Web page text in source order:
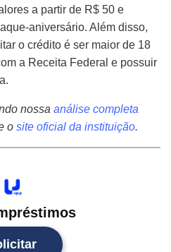
a partir de R$ 50 e
aniversário. Além disso,
o crédito é ser maior de 18
a Receita Federal e possuir
nossa análise completa
o site oficial da instituição.